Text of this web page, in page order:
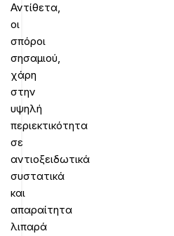
Αντίθετα,
οι
σπόροι
σησαμιού,
χάρη
στην
υψηλή
περιεκτικότητα
σε
αντιοξειδωτικά
συστατικά
και
απαραίτητα
λιπαρά